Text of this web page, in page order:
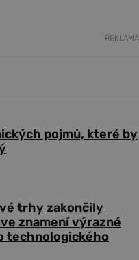
REKLAMA
pojmů, které by
trhy zakončily
znamení výrazné
technologického